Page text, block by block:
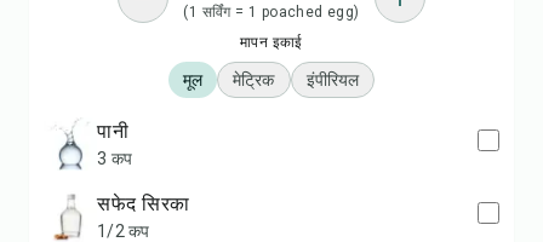
(1 सर्विंग = 1 poached egg)
मापन इकाई
मूल मेट्रिक इंपीरियल
पानी
3 कप
सफेद सिरका
1/2 कप